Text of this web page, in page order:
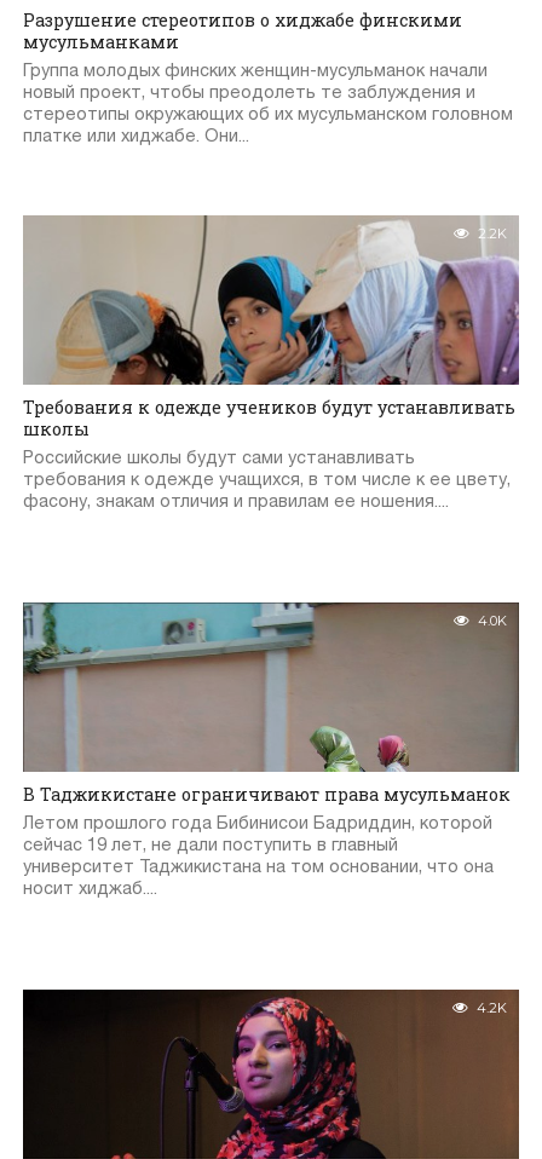
Разрушение стереотипов о хиджабе финскими
мусульманками
Группа молодых финских женщин-мусульманок начали
новый проект, чтобы преодолеть те заблуждения и
стереотипы окружающих об их мусульманском головном
платке или хиджабе. Они...
2.2K
Требования к одежде учеников будут устанавливать
школы
Российские школы будут сами устанавливать
требования к одежде учащихся, в том числе к ее цвету,
фасону, знакам отличия и правилам ее ношения....
4.0K
В Таджикистане ограничивают права мусульманок
Летом прошлого года Бибинисои Бадриддин, которой
сейчас 19 лет, не дали поступить в главный
университет Таджикистана на том основании, что она
носит хиджаб....
4.2K